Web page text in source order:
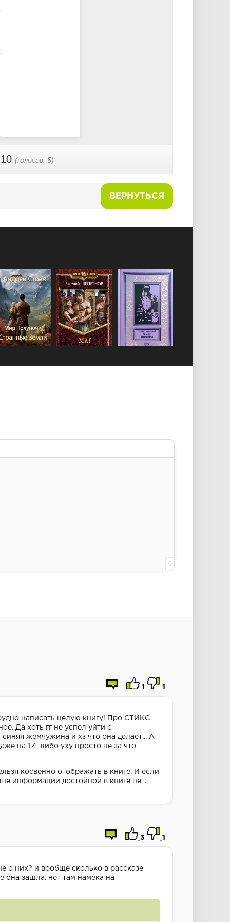
(голосов: 5)
ВЕРНУТЬСЯ
спойлера
0
1 1
написать целую книгу! Про СТИКС
Да хоть гг не успел уйти с
жемчужина и хз что она делает... А
на 1.4, либо уху просто не за что
косвенно отображать в книге. И если
информации достойной в книге нет.
3 1
о них? и вообще сколько в рассказе
она зашла. нет там намёка на